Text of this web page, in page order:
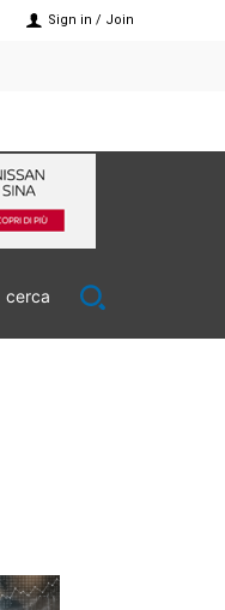
Sign in / Join
cerca